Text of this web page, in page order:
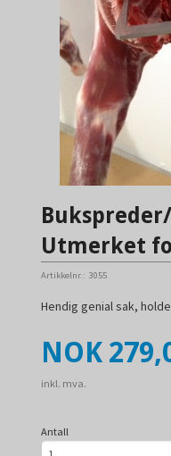
Utmerket
Artikkelnr.: 3055
Hendig genial sak,
Pris
NOK
inkl. mva.
Antall